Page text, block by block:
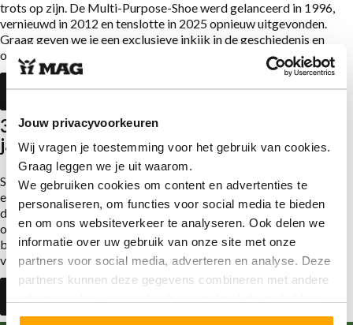
Jouw privacyvoorkeuren
Wij vragen je toestemming voor het gebruik van cookies.
Graag leggen we je uit waarom.
We gebruiken cookies om content en advertenties te
personaliseren, om functies voor social media te bieden
en om ons websiteverkeer te analyseren. Ook delen we
informatie over uw gebruik van onze site met onze
partners voor social media, adverteren en analyse. Deze
partners kunnen deze gegevens combineren met andere
verzameld op basis van uw gebruik van hun services.
trots op zijn. De Multi-Purpose-Shoe werd gelanceerd in 1996,
vernieuwd in 2012 en tenslotte in 2025 opnieuw uitgevonden.
Graag geven we je een exclusieve inkijk in de geschiedenis en
ontwikkeling de MAG MPS-lijn.
Lees over MPS Update
30 jaar MAG: nieuwe schoenen in een oud
jasje
Snuffelen tussen oude foto’s. Een heerlijk gevoel, je zou nog wel
eens terug willen in de tijd, ‘if we could turn back time’. Wij deden
dat. We bewerkten onze eerste uitingen met de collectie van nu,
ofwel nieuwe schoenen in een oude jasje. Vergelijk het originele
beeld met het nieuwe en ervaar hoe veel, maar ook hoe weinig er
veranderd is.